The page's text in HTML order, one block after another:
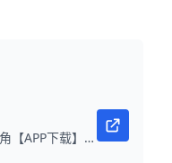
APP下载点右下角【APP下载】联系客服 每日更新可用链接 微扑克 WPK真人在线约局，领WPK钻石。